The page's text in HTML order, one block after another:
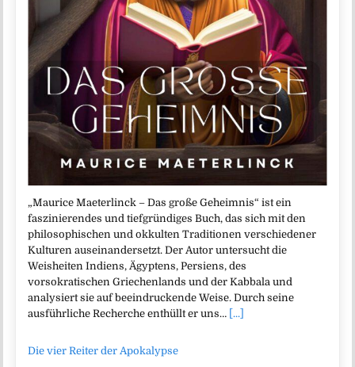
„Maurice Maeterlinck – Das große Geheimnis“ ist ein
faszinierendes und tiefgründiges Buch, das sich mit den
philosophischen und okkulten Traditionen verschiedener
Kulturen auseinandersetzt. Der Autor untersucht die
Weisheiten Indiens, Ägyptens, Persiens, des
vorsokratischen Griechenlands und der Kabbala und
analysiert sie auf beeindruckende Weise. Durch seine
ausführliche Recherche enthüllt er uns… [...]
Die vier Reiter der Apokalypse